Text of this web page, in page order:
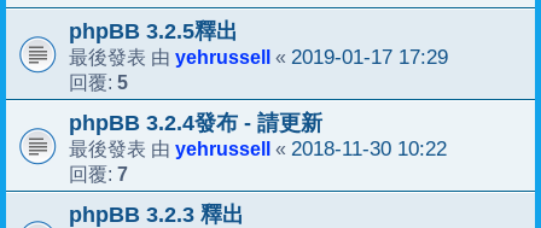
phpBB 3.2.5釋出
最後發表 由 yehrussell « 2019-01-17 17:29
回覆: 5
phpBB 3.2.4發布 - 請更新
最後發表 由 yehrussell « 2018-11-30 10:22
回覆: 7
phpBB 3.2.3 釋出